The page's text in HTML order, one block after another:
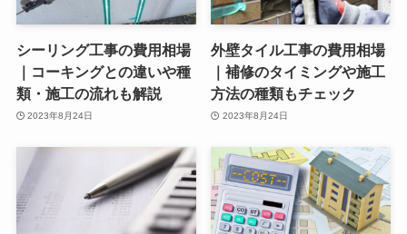
シーリング工事の費用相場
｜コーキングとの違いや種
類・施工の流れも解説
2023年8月24日
外壁タイル工事の費用相場
｜補修のタイミングや施工
方法の種類もチェック
2023年8月24日